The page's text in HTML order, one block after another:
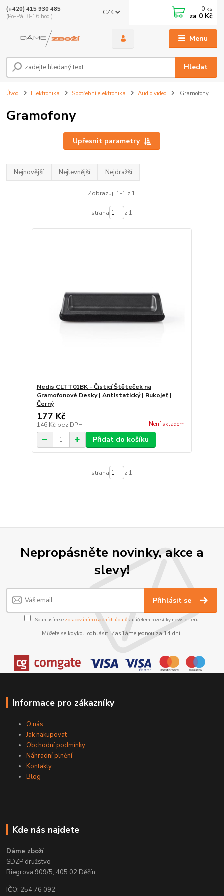
Menu
CZK
Hledat
(+420) 415 930 485
(Po-Pá, 8-16 hod.)
0 ks
za 0 Kč
Úvod Elektronika Spotřební elektronika Audio video Gramofony
Gramofony
Upřesnit parametry
Nejnovější Nejlevnější Nejdražší
Zobrazuji 1-1 z 1
strana z 1
Nedis CLTT01BK - Čisticí Štěteček na
Gramofonové Desky | Antistatický | Rukojeť |
Černý
177 Kč
146 Kč bez DPH Není skladem
Přidat do košíku
strana z 1
Nepropásněte novinky, akce a
slevy!
Přihlásit se
Souhlasím se zpracováním osobních údajůza účelem rozesílky newsletteru.
Můžete se kdykoli odhlásit. Zasíláme jednou za 14 dní.
Informace pro zákazníky
O nás
Jak nakupovat
Obchodní podmínky
Náhradní plnění
Kontakty
Blog
Kde nás najdete
Dáme zboží
SDZP družstvo
Riegrova 909/5, 405 02 Děčín
IČO: 254 76 092